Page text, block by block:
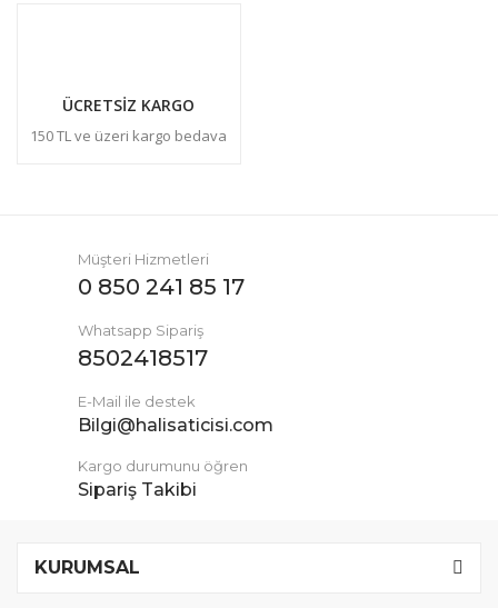
ÜCRETSİZ KARGO
150 TL ve üzeri kargo bedava
Müşteri Hizmetleri
0 850 241 85 17
Whatsapp Sipariş
8502418517
E-Mail ile destek
Bilgi@halisaticisi.com
Kargo durumunu öğren
Sipariş Takibi
KURUMSAL